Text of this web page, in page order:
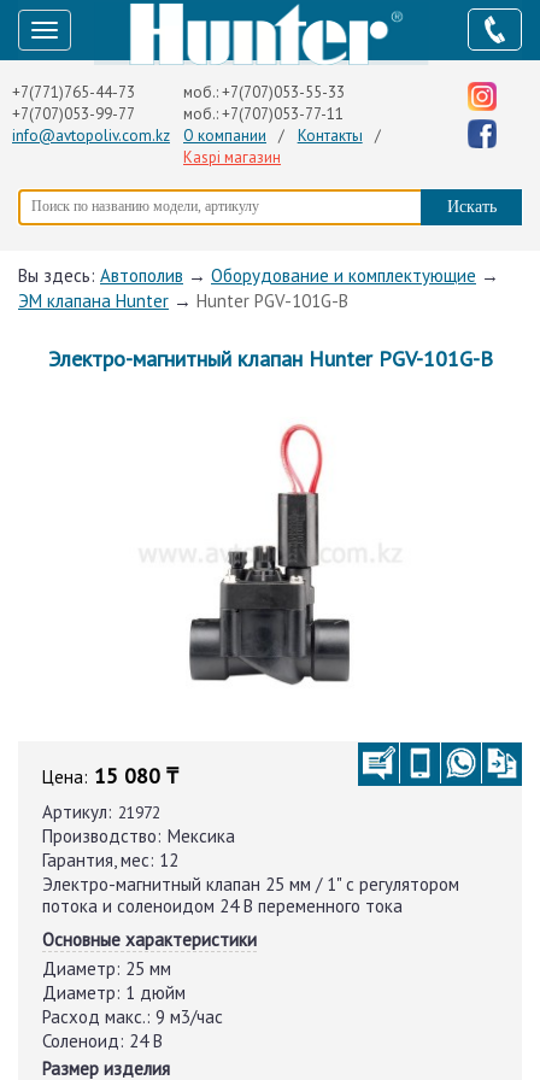
+7(771)765-44-73
+7(707)053-99-77
info@avtopoliv.com.kz
моб.:+7(707)053-55-33
моб.:+7(707)053-77-11
О компании / Контакты /
Kaspi магазин
Вы здесь: Автополив → Оборудование и комплектующие →
ЭМ клапана Hunter → Hunter PGV-101G-B
Электро-магнитный клапан Hunter PGV-101G-B
Цена: 15 080 ₸
Артикул: 21972
Производство: Мексика
Гарантия, мес: 12
Электро-магнитный клапан 25 мм / 1" с регулятором
потока и соленоидом 24 В переменного тока
Основные характеристики
Диаметр: 25 мм
Диаметр: 1 дюйм
Расход макс.: 9 м3/час
Соленоид: 24 В
Размер изделия